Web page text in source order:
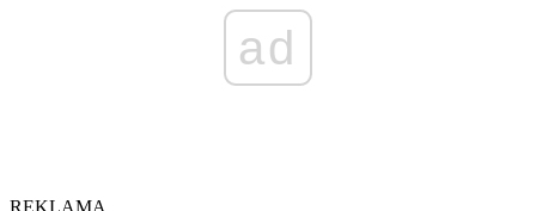
ad
REKLAMA